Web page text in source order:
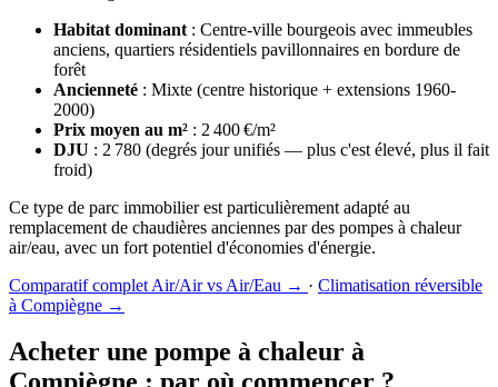
Habitat dominant : Centre-ville bourgeois avec immeubles
anciens, quartiers résidentiels pavillonnaires en bordure de
forêt
Ancienneté : Mixte (centre historique + extensions 1960-
2000)
Prix moyen au m² : 2 400 €/m²
DJU : 2 780 (degrés jour unifiés — plus c'est élevé, plus il fait
froid)
Ce type de parc immobilier est particulièrement adapté au
remplacement de chaudières anciennes par des pompes à chaleur
air/eau, avec un fort potentiel d'économies d'énergie.
Comparatif complet Air/Air vs Air/Eau → · Climatisation réversible
à Compiègne →
Acheter une pompe à chaleur à